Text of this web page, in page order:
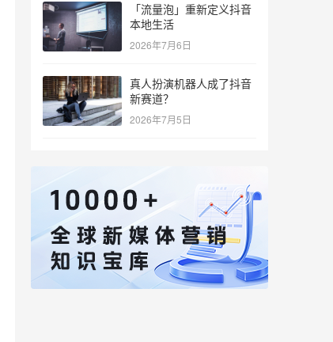
「流量泡」重新定义抖音
本地生活
2026年7月6日
真人扮演机器人成了抖音
新赛道？
2026年7月5日